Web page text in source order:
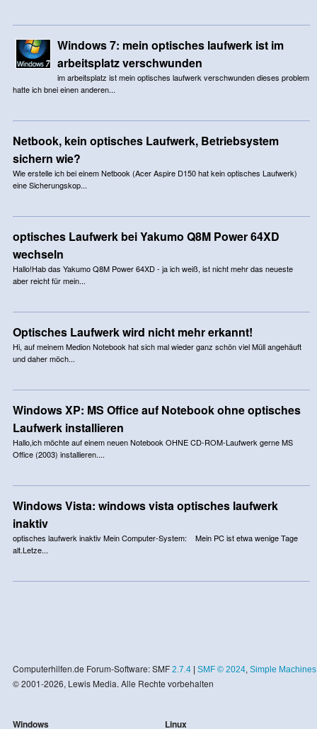
Windows 7: mein optisches laufwerk ist im
arbeitsplatz verschwunden
im arbeitsplatz ist mein optisches laufwerk verschwunden dieses problem
hatte ich bnei einen anderen...
Netbook, kein optisches Laufwerk, Betriebsystem
sichern wie?
Wie erstelle ich bei einem Netbook (Acer Aspire D150 hat kein optisches Laufwerk)
eine Sicherungskop...
optisches Laufwerk bei Yakumo Q8M Power 64XD
wechseln
Hallo!Hab das Yakumo Q8M Power 64XD - ja ich weiß, ist nicht mehr das neueste
aber reicht für mein...
Optisches Laufwerk wird nicht mehr erkannt!
Hi, auf meinem Medion Notebook hat sich mal wieder ganz schön viel Müll angehäuft
und daher möch...
Windows XP: MS Office auf Notebook ohne optisches
Laufwerk installieren
Hallo,ich möchte auf einem neuen Notebook OHNE CD-ROM-Laufwerk gerne MS
Office (2003) installieren....
Windows Vista: windows vista optisches laufwerk
inaktiv
optisches laufwerk inaktiv Mein Computer-System: Mein PC ist etwa wenige Tage
alt.Letze...
Computerhilfen.de Forum-Software: SMF 2.7.4| SMF © 2024, Simple Machines
© 2001-2026, Lewis Media. Alle Rechte vorbehalten
Windows Linux